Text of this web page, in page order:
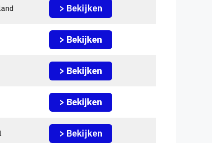
> Bekijken
> Bekijken
> Bekijken
> Bekijken
> Bekijken